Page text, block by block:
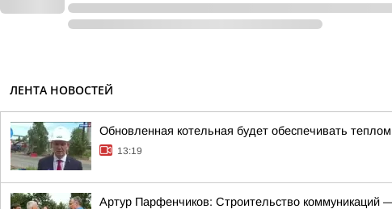
ЛЕНТА НОВОСТЕЙ
Обновленная котельная будет обеспечивать
13:19
Артур Парфенчиков: Строительство коммуникаций